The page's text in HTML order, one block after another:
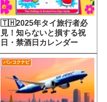
🇹🇭2025年タイ旅行者必
見！知らないと損する祝
日・禁酒日カレンダー
バンコクナビ